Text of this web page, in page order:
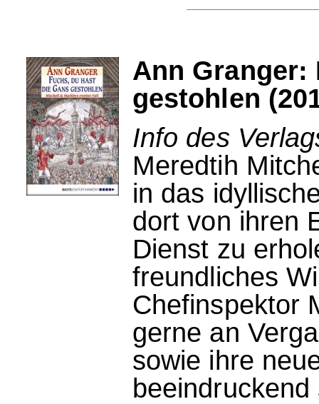
Ann Granger:
gestohlen
Info des
Meredtih
in das
dort von ihren
Dienst zu
freundliches
Chefinspektor
gerne an
sowie ihre